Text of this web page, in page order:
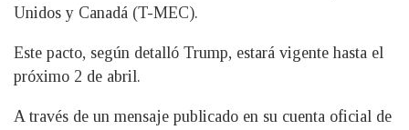
Unidos y Canadá (T-MEC).
Este pacto, según detalló Trump, estará vigente hasta el
próximo 2 de abril.
A través de un mensaje publicado en su cuenta oficial de